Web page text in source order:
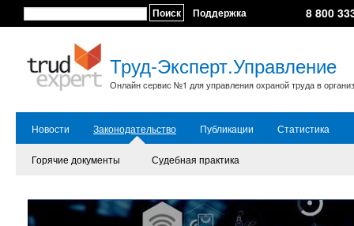
Поиск Поддержка 8 800
Труд-Эксперт.Управление
Онлайн сервис №1 для управления охраной труда в
Новости Законодательство Публикации Статистика
Горячие документы Судебная практика